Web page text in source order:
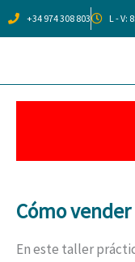
al
+34 974 308 803 L - V:
Cómo
En este taller